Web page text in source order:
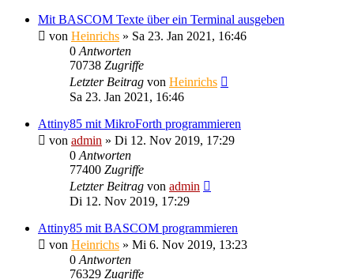
Mit BASCOM Texte über ein Terminal ausgeben
von Heinrichs » Sa 23. Jan 2021, 16:46
0 Antworten
70738 Zugriffe
Letzter Beitrag von Heinrichs
Sa 23. Jan 2021, 16:46
Attiny85 mit MikroForth programmieren
von admin » Di 12. Nov 2019, 17:29
0 Antworten
77400 Zugriffe
Letzter Beitrag von admin
Di 12. Nov 2019, 17:29
Attiny85 mit BASCOM programmieren
von Heinrichs » Mi 6. Nov 2019, 13:23
0 Antworten
76329 Zugriffe